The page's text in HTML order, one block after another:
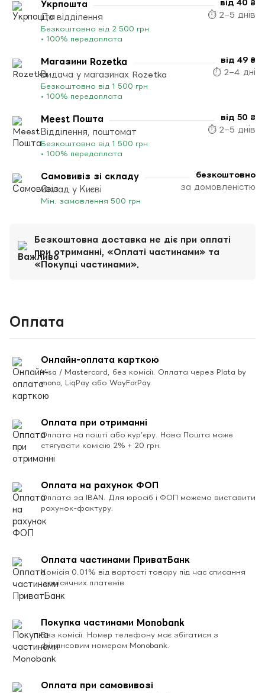
Укрпошта
До відділення
Безкоштовно від 2 500 грн
• 100% передоплата
від 40 ₴
⏱ 2–5 днів
Магазини Rozetka
Видача у магазинах Rozetka
Безкоштовно від 1 500 грн
• 100% передоплата
від 49 ₴
⏱ 2–4 дні
Meest Пошта
Відділення, поштомат
Безкоштовно від 1 500 грн
• 100% передоплата
від 50 ₴
⏱ 2–5 днів
Самовивіз зі складу
Склад у Києві
Мін. замовлення 500 грн
безкоштовно
за домовленістю
Безкоштовна доставка не діє при оплаті
при отриманні, «Оплаті частинами» та
«Покупці частинами».
Оплата
Онлайн-оплата карткою
Visa / Mastercard, без комісії. Оплата через Plata by
mono, LiqPay або WayForPay.
Оплата при отриманні
Оплата на пошті або кур’єру. Нова Пошта може
стягувати комісію 2% + 20 грн.
Оплата на рахунок ФОП
Оплата за IBAN. Для юросіб і ФОП можемо виставити
рахунок-фактуру.
Оплата частинами ПриватБанк
Комісія 0.01% від вартості товару під час списання
щомісячних платежів
Покупка частинами Monobank
Без комісії. Номер телефону має збігатися з
фінансовим номером Monobank.
Оплата при самовивозі